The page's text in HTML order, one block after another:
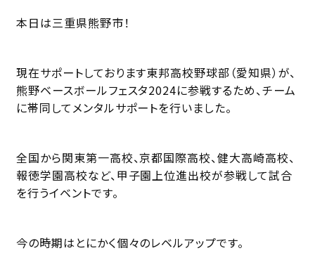
本日は三重県熊野市！
現在サポートしております東邦高校野球部（愛知県）が、
熊野ベースボールフェスタ2024に参戦するため、チーム
に帯同してメンタルサポートを行いました。
全国から関東第一高校、京都国際高校、健大高崎高校、
報徳学園高校など、甲子園上位進出校が参戦して試合
を行うイベントです。
今の時期はとにかく個々のレベルアップです。